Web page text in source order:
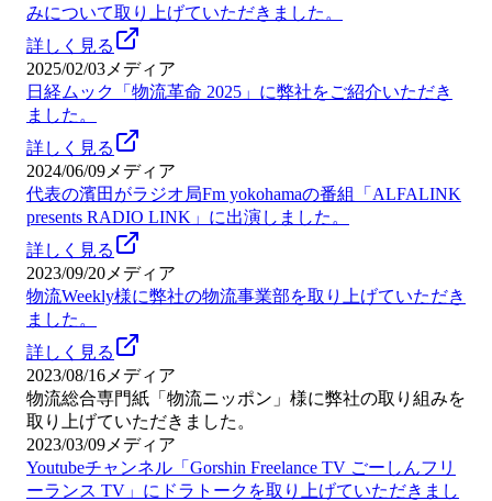
みについて取り上げていただきました。
詳しく見る
2025/02/03 メディア
日経ムック「物流革命 2025」に弊社をご紹介いただき
ました。
詳しく見る
2024/06/09 メディア
代表の濱田がラジオ局Fm yokohamaの番組「ALFALINK
presents RADIO LINK」に出演しました。
詳しく見る
2023/09/20 メディア
物流Weekly様に弊社の物流事業部を取り上げていただき
ました。
詳しく見る
2023/08/16 メディア
物流総合専門紙「物流ニッポン」様に弊社の取り組みを
取り上げていただきました。
2023/03/09 メディア
Youtubeチャンネル「Gorshin Freelance TV ごーしんフリ
ーランス TV」にドラトークを取り上げていただきまし